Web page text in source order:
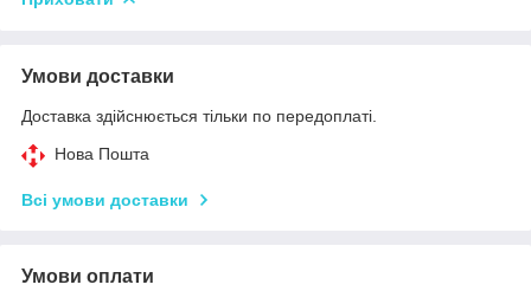
Умови доставки
Доставка здійснюється тільки по передоплаті.
Нова Пошта
Всі умови доставки
Умови оплати